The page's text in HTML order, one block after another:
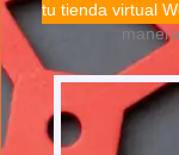
tu tienda virtual